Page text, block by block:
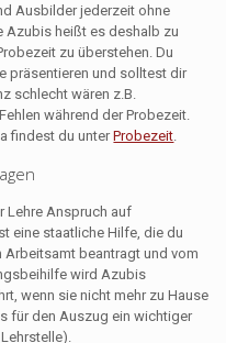
Ausbilder jederzeit ohne
Azubis heißt es deshalb zu
zu überstehen. Du
präsentieren und solltest dir
schlecht wären z.B.
während der Probezeit.
findest du unterProbezeit.
Lehre Anspruch auf
eine staatliche Hilfe, die du
beantragt und vom
wird Azubis
wenn sie nicht mehr zu Hause
für den Auszug ein wichtiger